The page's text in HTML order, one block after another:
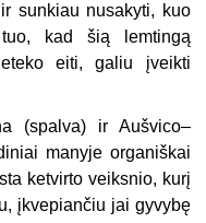
sunkiau nusakyti, kuo
kad šią lemtingą
eiti, galiu įveikti
(spalva) ir Aušvico–
manyje organiškai
ketvirto veiksnio, kurį
įkvepiančiu jai gyvy­bę